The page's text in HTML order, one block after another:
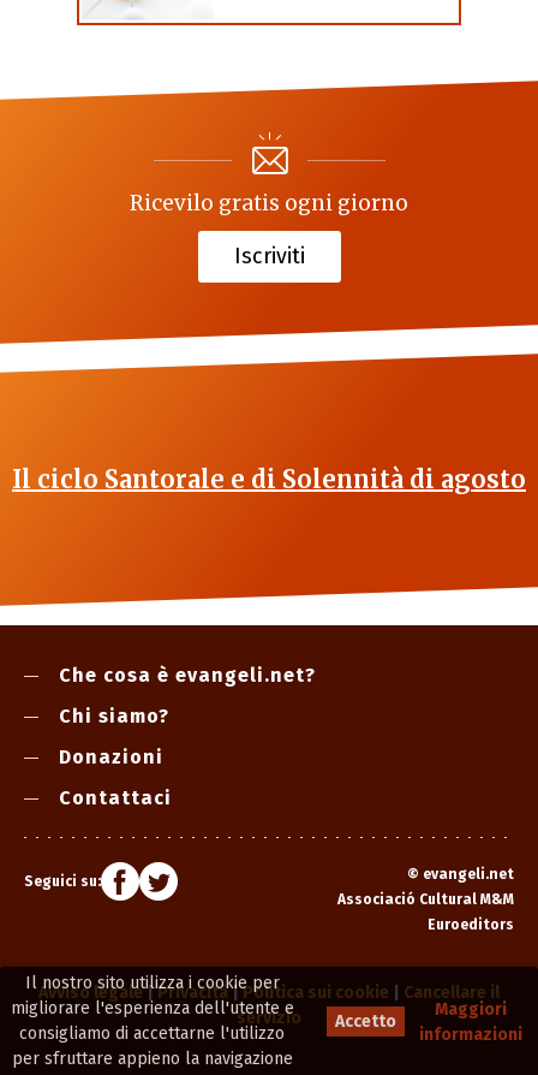
Il nostro sito utilizza i cookie per
migliorare l'esperienza dell'utente e
consigliamo di accettarne l'utilizzo
per sfruttare appieno la navigazione
Accetto
Maggiori
informazioni
Ricevilo gratis ogni giorno
Iscriviti
Il ciclo Santorale e di Solennità di agosto
Che cosa è evangeli.net?
Chi siamo?
Donazioni
Contattaci
Seguici su: © evangeli.net
Associació Cultural M&M
Euroeditors
Avviso legale|Privacità|Politica sui cookie
Cancellare il
servizio